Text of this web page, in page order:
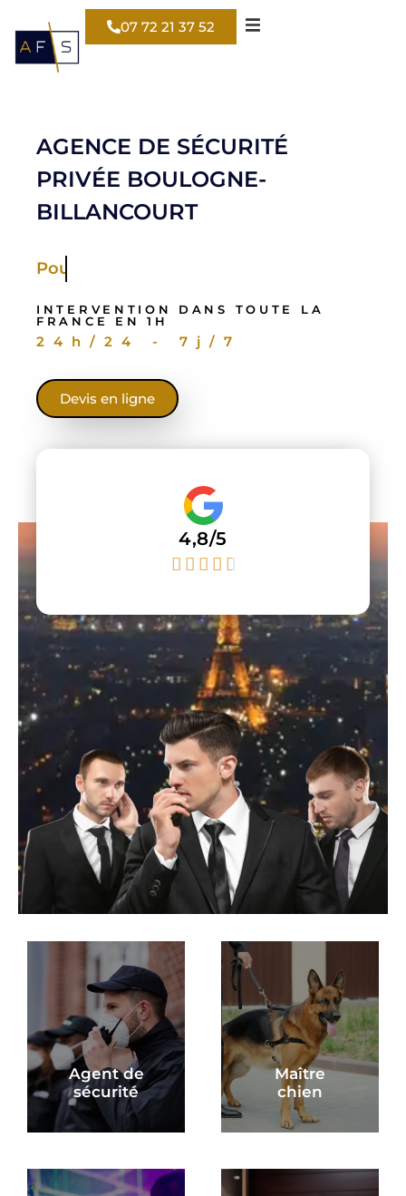
07 72 21 37 52
AGENCE DE SÉCURITÉ
PRIVÉE BOULOGNE-
BILLANCOURT
Pour votre entreprise
INTERVENTION DANS TOUTE LA
FRANCE EN 1H
24h/24 - 7j/7
Devis en ligne
4,8/5
    
Agent de
sécurité
Maître
chien